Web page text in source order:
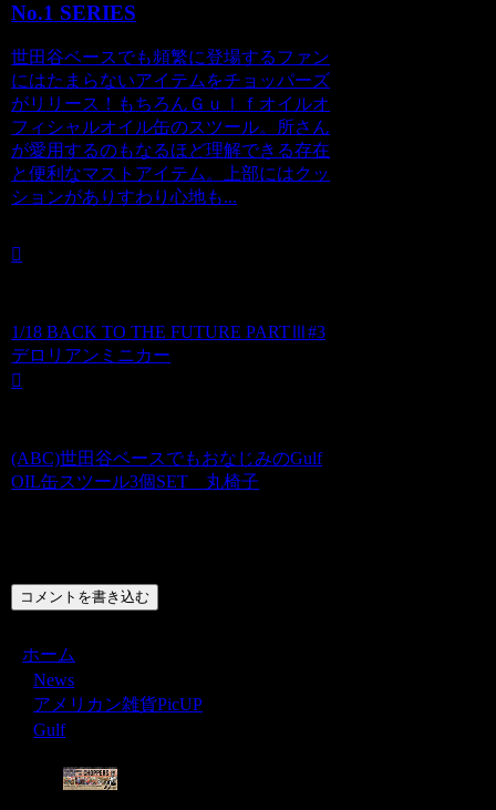
No.1 SERIES
世田谷ベースでも頻繁に登場するファン
にはたまらないアイテムをチョッパーズ
がリリース！もちろんＧｕｌｆオイルオ
フィシャルオイル缶のスツール。所さん
が愛用するのもなるほど理解できる存在
と便利なマストアイテム。上部にはクッ
ションがありすわり心地も...
1/18 BACK TO THE FUTURE PARTⅢ#3
デロリアンミニカー
(ABC)世田谷ベースでもおなじみのGulf
OIL缶スツール3個SET 丸椅子
コメントを書き込む
ホーム
News
アメリカン雑貨PicUP
Gulf